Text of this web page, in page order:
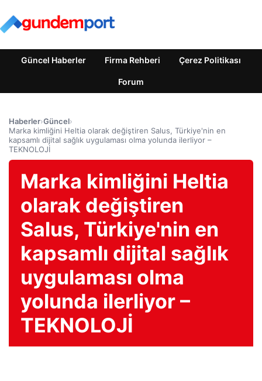
Güncel Haberler Firma Rehberi Çerez Politikası
Forum
Haberler›Güncel›
Marka kimliğini Heltia olarak değiştiren Salus, Türkiye'nin en
kapsamlı dijital sağlık uygulaması olma yolunda ilerliyor –
TEKNOLOJİ
Marka kimliğini Heltia
olarak değiştiren
Salus, Türkiye'nin en
kapsamlı dijital sağlık
uygulaması olma
yolunda ilerliyor –
TEKNOLOJİ